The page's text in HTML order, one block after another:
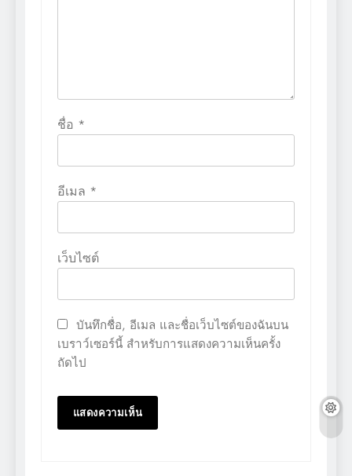
ชื่อ *
อีเมล *
เว็บไซต์
บันทึกชื่อ, อีเมล และชื่อเว็บไซต์ของฉันบน
เบราว์เซอร์นี้ สำหรับการแสดงความเห็นครั้ง
ถัดไป